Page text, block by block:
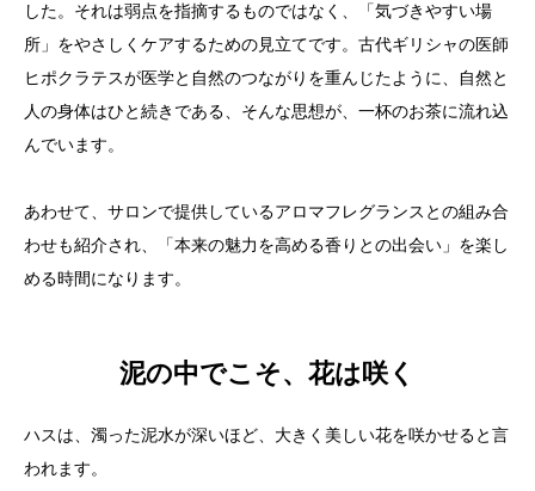
した。それは弱点を指摘するものではなく、「気づきやすい場
所」をやさしくケアするための見立てです。古代ギリシャの医師
ヒポクラテスが医学と自然のつながりを重んじたように、自然と
人の身体はひと続きである、そんな思想が、一杯のお茶に流れ込
んでいます。
あわせて、サロンで提供しているアロマフレグランスとの組み合
わせも紹介され、「本来の魅力を高める香りとの出会い」を楽し
める時間になります。
泥の中でこそ、花は咲く
ハスは、濁った泥水が深いほど、大きく美しい花を咲かせると言
われます。